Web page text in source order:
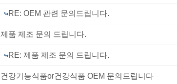
RE: OEM 관련 문의드립니다.
제품 제조 문의 드립니다.
RE: 제품 제조 문의 드립니다.
건강기능식품or건강식품 OEM 문의드립니다